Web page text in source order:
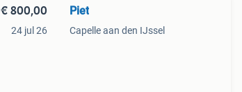
€ 800,00
24 jul 26
Piet
Capelle aan den IJssel